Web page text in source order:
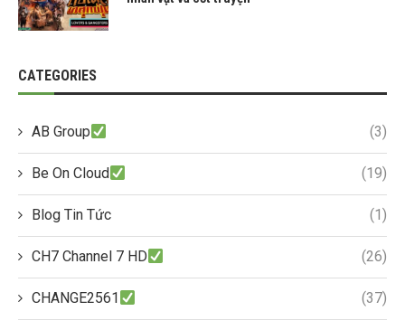
CATEGORIES
AB Group (3)
Be On Cloud (19)
Blog Tin Tức (1)
CH7 Channel 7 HD (26)
CHANGE2561 (37)